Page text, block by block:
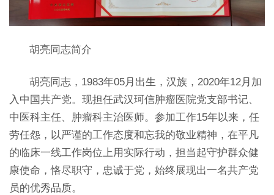
胡亮同志简介
胡亮同志，1983年05月出生，汉族，2020年12月加
入中国共产党。现担任武汉珂信肿瘤医院党支部书记、
中医科主任、肿瘤科主治医师。参加工作15年以来，任
劳任怨，以严谨的工作态度和忘我的敬业精神，在平凡
的临床一线工作岗位上用实际行动，担当起守护群众健
康使命，恪尽职守，忠诚于党，始终展现出一名共产党
员的优秀品质。